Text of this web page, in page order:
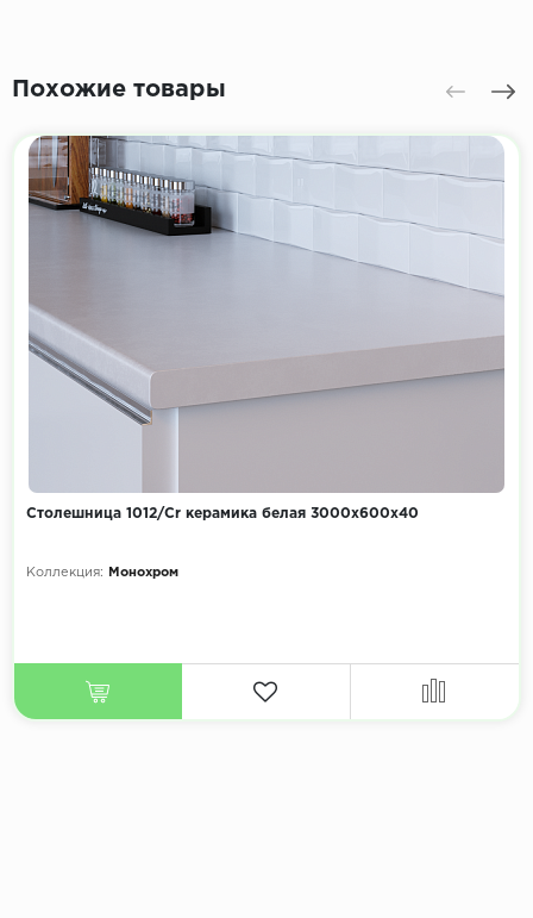
Похожие товары
Столешница 1012/Cr керамика белая 3000х600х40
Коллекция: Монохром